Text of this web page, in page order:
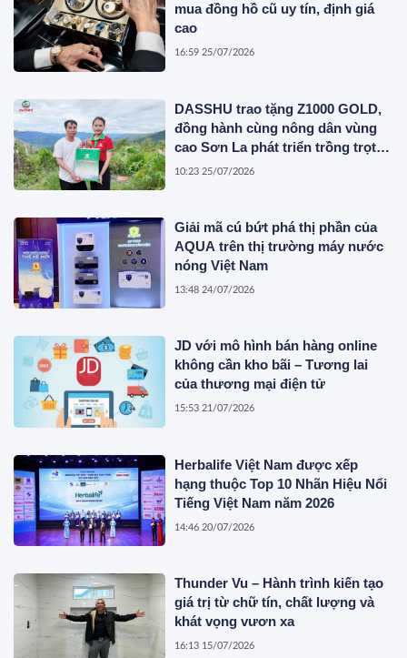
mua đồng hồ cũ uy tín, định giá
cao
16:59 25/07/2026
DASSHU trao tặng Z1000 GOLD,
đồng hành cùng nông dân vùng
cao Sơn La phát triển trồng trọt
bền vững
10:23 25/07/2026
Giải mã cú bứt phá thị phần của
AQUA trên thị trường máy nước
nóng Việt Nam
13:48 24/07/2026
JD với mô hình bán hàng online
không cần kho bãi – Tương lai
của thương mại điện tử
15:53 21/07/2026
Herbalife Việt Nam được xếp
hạng thuộc Top 10 Nhãn Hiệu Nổi
Tiếng Việt Nam năm 2026
14:46 20/07/2026
Thunder Vu – Hành trình kiến tạo
giá trị từ chữ tín, chất lượng và
khát vọng vươn xa
16:13 15/07/2026